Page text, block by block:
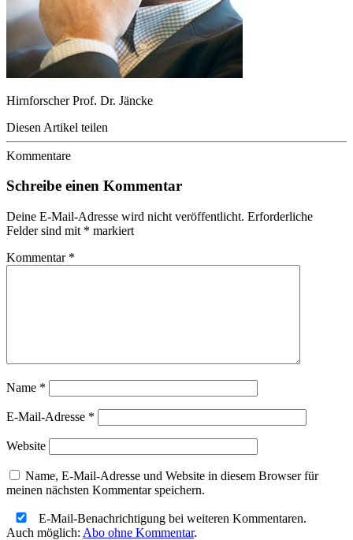
Hirnforscher Prof. Dr. Jäncke
Diesen Artikel teilen
Kommentare
Schreibe einen Kommentar
Deine E-Mail-Adresse wird nicht veröffentlicht. Erforderliche
Felder sind mit * markiert
Kommentar *
Name *
E-Mail-Adresse *
Website
Name, E-Mail-Adresse und Website in diesem Browser für
meinen nächsten Kommentar speichern.
E-Mail-Benachrichtigung bei weiteren Kommentaren.
Auch möglich: Abo ohne Kommentar.